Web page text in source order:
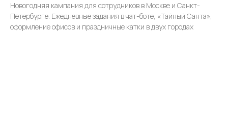
Новогодняя кампания для сотрудников в Москве и Санкт-
Петербурге. Ежедневные задания в чат-боте, «Тайный Санта»,
оформление офисов и праздничные катки в двух городах